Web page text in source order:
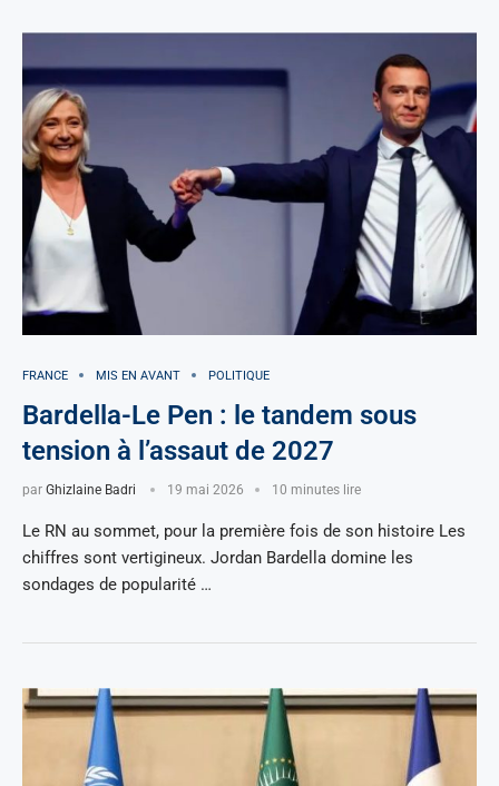
FRANCE MIS EN AVANT POLITIQUE
Bardella-Le Pen : le tandem sous
tension à l’assaut de 2027
par Ghizlaine Badri 19 mai 2026 10 minutes lire
Le RN au sommet, pour la première fois de son histoire Les
chiffres sont vertigineux. Jordan Bardella domine les
sondages de popularité …